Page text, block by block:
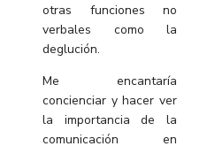
otras funciones no
verbales como la
deglución.
Me encantaría
concienciar y hacer ver
la importancia de la
comunicación en